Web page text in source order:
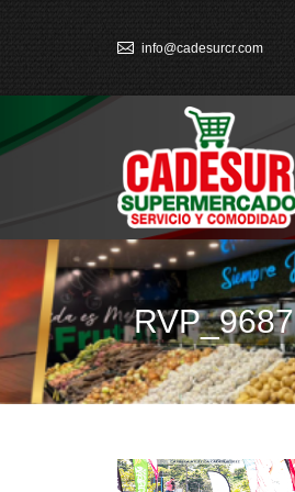
info@cadesurcr.com
RVP_9687